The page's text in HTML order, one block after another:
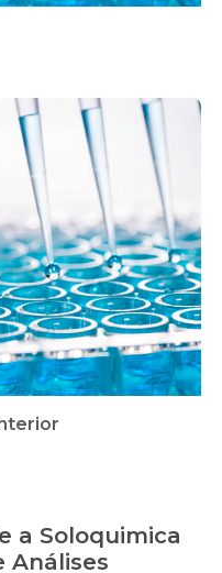
a Soloquimica
Análises